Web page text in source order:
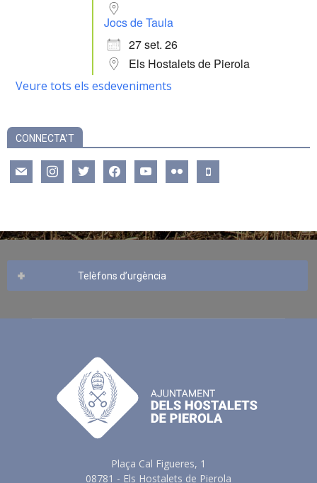
Jocs de Taula
27 set. 26
Els Hostalets de Pierola
Veure tots els esdeveniments
CONNECTA’T
mail instagramtwitter facebookyoutube flickr mobile
Telèfons d’urgència
Plaça Cal Figueres, 1
08781 - Els Hostalets de Pierola